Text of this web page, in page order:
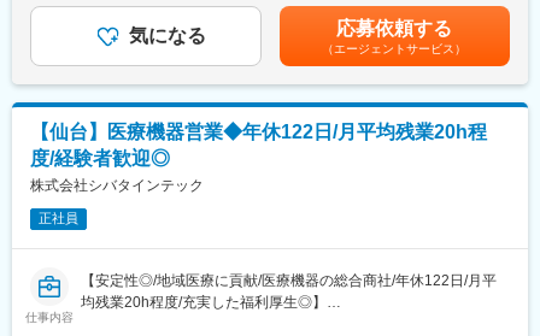
験によって変動がございます）。その間は営業目標がつかない育
成期間となりますので、仕事を覚えることに集中できます。
・メーカー営業との同行や勉強会等もございますので、製品につ
■配属詳細：
・整形外科部門をサポートするオーソペディック事業部配属とな
ります。営業のエキスパートが所属しており、約10名の組織で
す。主な取扱商品には、外傷の治療で骨折部を固定するプレー
ト、スクリュー、 髄内釘をはじめ、加齢などによる変形性関節症
や、 慢性関節リウマチの治療で機能再建に使用される人工関節な
どがあります。これらの商品が患者様へ使用される前に、先生方
との打ち合わせを重ね、 その症例に最適な商品をご提供し、治療
が円滑に行なえるようサポートを 行なうことが我々の使命と考え
年収はあくまでも目安の金額であり、選考を通じて上下する可能
性があります。※固定残業金額は給与によって異なります。■昇
給：年1回■賞与：年2回（昨年実績：3カ月以上）賃金はあくまで
も目安の金額であり、選考を通じて上下する可能性があります。
月給(月額)は固定手当を含めた表記です。
気になる 応募依頼する
（エージェントサービス）
【仙台】医療機器営業◆年休122日/月平均残業20h程
度/経験者歓迎◎
株式会社シバタインテック
正社員
仕事内容
【安定性◎/地域医療に貢献/医療機器の総合商社/年休122日/月平
均残業20h程度/充実した福利厚生◎】